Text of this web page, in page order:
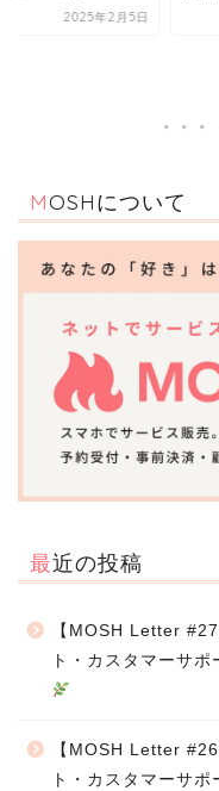
2025年2月5日
MOSHについて
最近の投稿
【MOSH Letter
ト・カスタマーサ
【MOSH Letter
ト・カスタマーサ